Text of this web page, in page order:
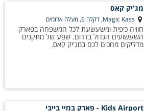
מג'יק קאס
Magic Kass, דקלה 6, מעלה אדומים
חוויה כיפית ומשעשעת לכל המשפחה בפארק
השעשועים הגדול בדרום. שפע של מתקנים
מדליקים מחכים לכם במג'יק קאס.
Kids Airport - פארק במיי בייבי